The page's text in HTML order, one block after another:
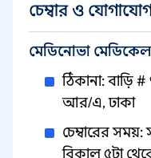
চেম্বার ও
মেডিনোভা মেডিকেল
ঠিকানা: বাড়ি
আর/এ, ঢাকা
চেম্বারের
বিকাল ৫টা